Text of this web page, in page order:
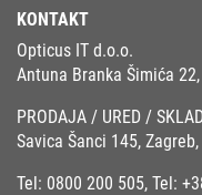
KONTAKT
Opticus IT d.o.o.
Antuna Branka Šimića
PRODAJA / URED /
Savica Šanci 145,
Tel: 0800 200 505, Tel: